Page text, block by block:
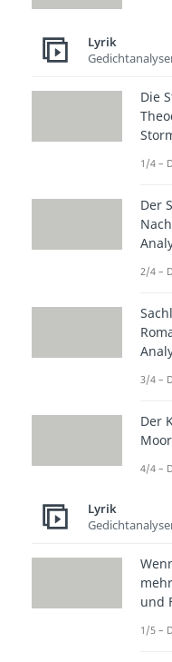
Silben
Der
sein
Lyrik
Die
1/4 –
Der
2/4 –
3/4 –
Der
Moor
4/4 –
Lyrik
und
1/5 –